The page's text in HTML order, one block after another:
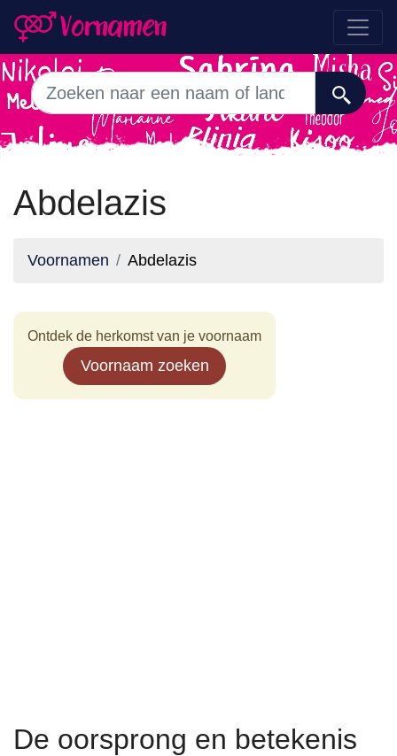
Abdelazis
Voornamen Abdelazis
Ontdek de herkomst van je voornaam
Voornaam zoeken
De oorsprong en betekenis